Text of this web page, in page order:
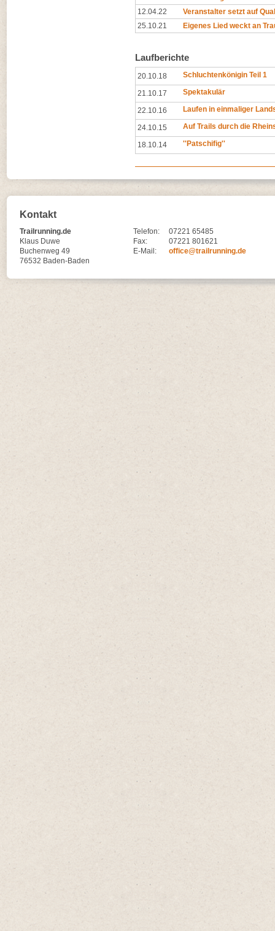
12.04.22
Veranstalter setzt auf
25.10.21
Eigenes Lied weckt an
Laufberichte
20.10.18 Schluchtenkönigin Teil 1
21.10.17 Spektakulär
22.10.16 Laufen in einmaliger
24.10.15 Auf Trails durch die
18.10.14 ''Patschifig''
Kontakt
Trailrunning.de
Klaus Duwe
Buchenweg 49
76532 Baden-Baden
Telefon:
07221 65485
Fax:
07221 801621
E-Mail:
office@trailrunning.de